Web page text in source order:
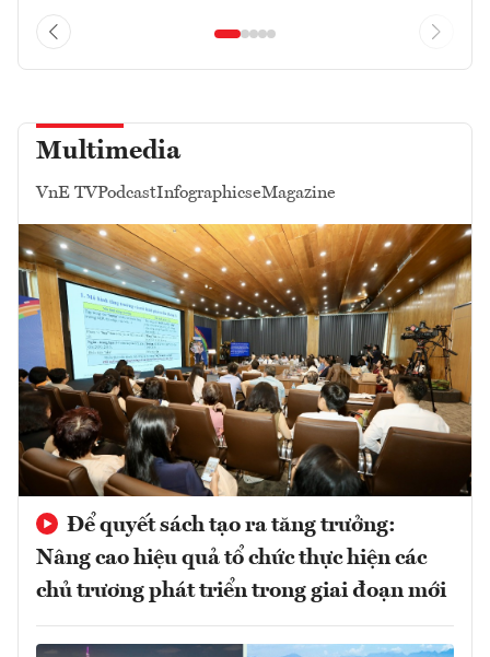
Multimedia
VnE TVPodcastInfographicseMagazine
Để quyết sách tạo ra tăng trưởng:
Nâng cao hiệu quả tổ chức thực hiện các
chủ trương phát triển trong giai đoạn mới